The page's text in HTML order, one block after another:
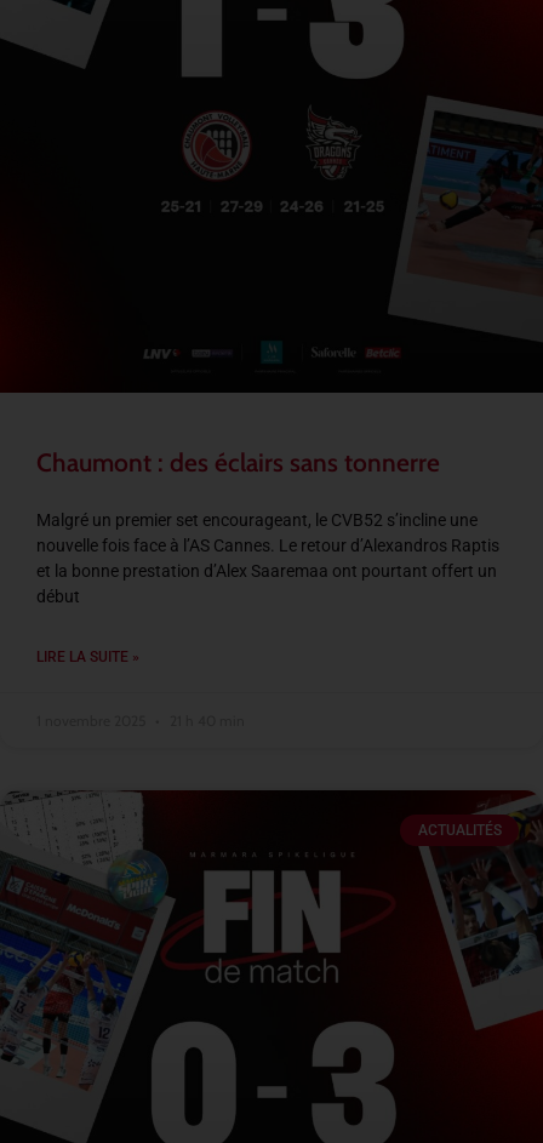
Chaumont : des éclairs sans tonnerre
Malgré un premier set encourageant, le CVB52 s’incline une
nouvelle fois face à l’AS Cannes. Le retour d’Alexandros Raptis
et la bonne prestation d’Alex Saaremaa ont pourtant offert un
début
LIRE LA SUITE »
ACTUALITÉS